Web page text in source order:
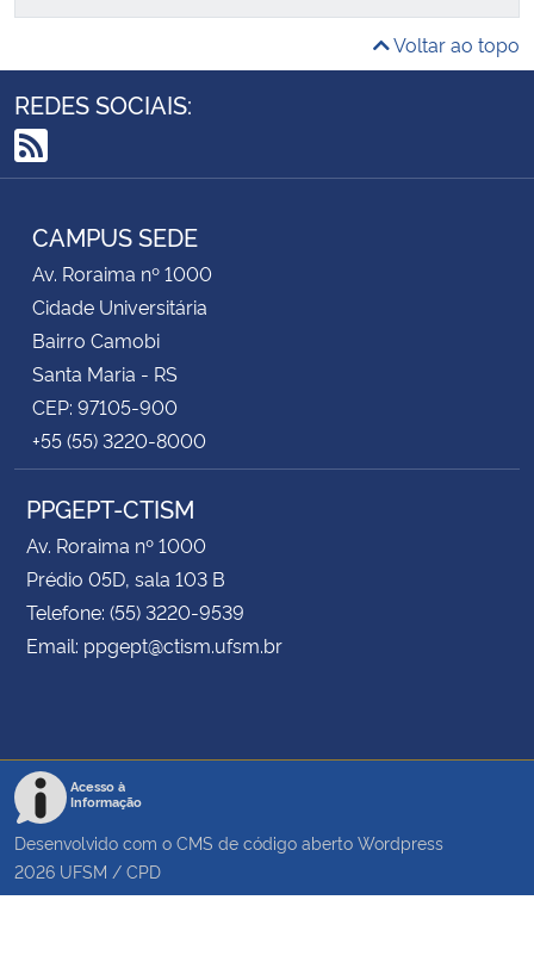
Voltar ao topo
REDES SOCIAIS:
RSS
CAMPUS SEDE
Av. Roraima nº 1000
Cidade Universitária
Bairro Camobi
Santa Maria - RS
CEP: 97105-900
+55 (55) 3220-8000
PPGEPT-CTISM
Av. Roraima nº 1000
Prédio 05D, sala 103 B
Telefone: (55) 3220-9539
Email: ppgept@ctism.ufsm.br
Acesso à
Informação
Desenvolvido com o CMS de código aberto Wordpress
2026 UFSM / CPD